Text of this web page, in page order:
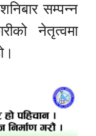
सम्पन्न
नेतृत्वमा